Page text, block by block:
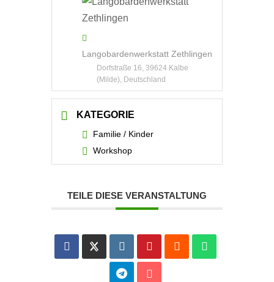
Langobardenwerkstatt Zethlingen
Dorfstraße 16, 39624 Kalbe
(Milde), Deutschland
KATEGORIE
Familie / Kinder
Workshop
TEILE DIESE VERANSTALTUNG